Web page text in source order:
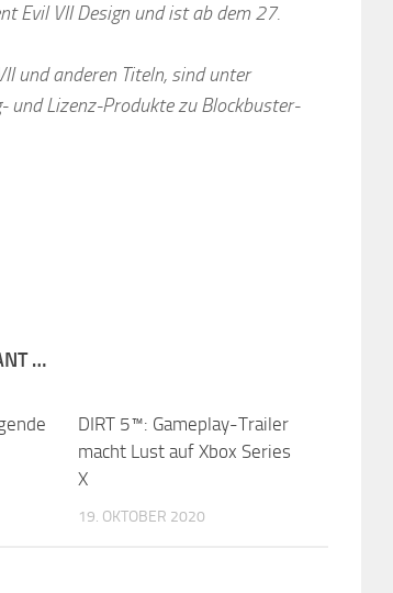
Evil VII Design und ist ab dem 27.
und anderen Titeln, sind unter
Lizenz-Produkte zu Blockbuster-
…
DIRT 5™: Gameplay-Trailer
macht Lust auf Xbox Series
X
19. OKTOBER 2020